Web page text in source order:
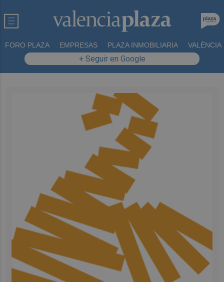
FORO PLAZA EMPRESAS PLAZA INMOBILIARIA VALÈNCIA
+ Seguir en Google